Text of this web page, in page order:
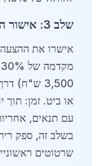
שלב 3: אישור הזמנה והפקדת מקדמה
אישרו את ההצעה
3,500
או ביט. זמן: תוך
עם תנאים,
בשלב זה, ספק
שרטוטים